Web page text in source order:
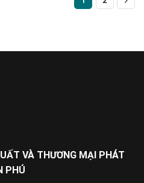
VÀ THƯƠNG MẠI PHÁT
PHÚ